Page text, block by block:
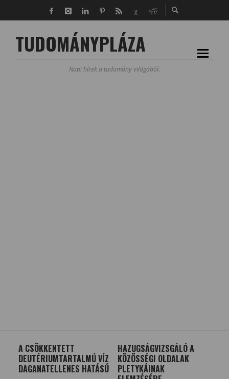
TUDOMÁNYPLÁZA
Napi hírek a tudomány világából.
A CSÖKKENTETT
DEUTÉRIUMTARTALMÚ VÍZ
DAGANATELLENES HATÁSÚ
HAZUGSÁGVIZSGÁLÓ A
KÖZÖSSÉGI OLDALAK
PLETYKÁINAK